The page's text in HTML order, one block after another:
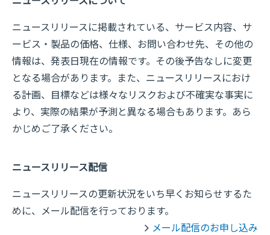
ニュースリリースに掲載されている、サービス内容、サ
ービス・製品の価格、仕様、お問い合わせ先、その他の
情報は、発表日現在の情報です。その後予告なしに変更
となる場合があります。また、ニュースリリースにおけ
る計画、目標などは様々なリスクおよび不確実な事実に
より、実際の結果が予測と異なる場合もあります。あら
かじめご了承ください。
ニュースリリース配信
ニュースリリースの更新状況をいち早くお知らせするた
めに、メール配信を行っております。
メール配信のお申し込み